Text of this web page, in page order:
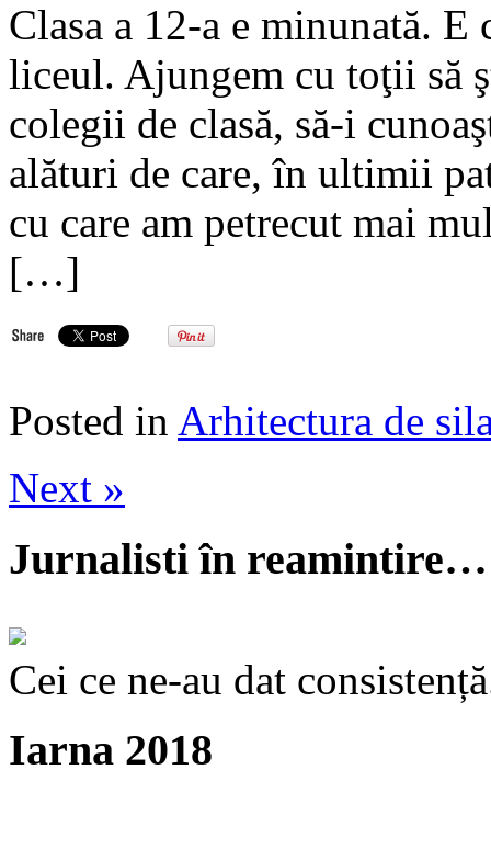
Clasa a 12-a e minunată.
liceul. Ajungem cu toţii să
colegii de clasă, să-i
alături de care, în ultimii
cu care am petrecut mai
[…]
Posted in Arhitectura de
Next »
Jurnalisti în reamintire…
Cei ce ne-au dat
Iarna 2018